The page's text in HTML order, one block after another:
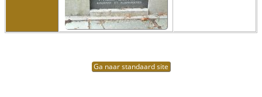
Ga naar standaard site